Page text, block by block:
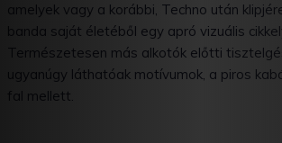
amelyek vagy a korábbi, Techno után
banda saját életéből egy apró vizuális
Természetesen más alkotók előtti
ugyanúgy láthatóak motívumok, a piros
fal mellett.